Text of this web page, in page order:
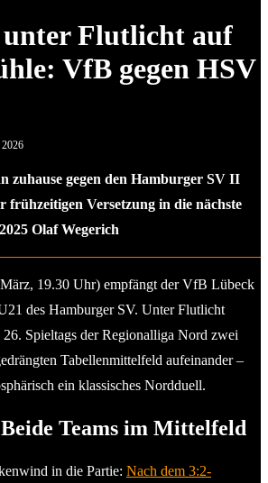
Flutlicht auf
VfB gegen HSV
zuhause gegen den Hamburger SV II
frühzeitigen Versetzung in die nächste
Olaf Wegerich
19.30 Uhr) empfängt der VfB Lübeck
des Hamburger SV. Unter Flutlicht
Spieltags der Regionalliga Nord zwei
Tabellenmittelfeld aufeinander –
ein klassisches Nordduell.
Teams im Mittelfeld
in die Partie: Nach dem 3:2-